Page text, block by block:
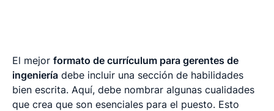
El mejor formato de currículum para gerentes de
ingeniería debe incluir una sección de habilidades
bien escrita. Aquí, debe nombrar algunas cualidades
que crea que son esenciales para el puesto. Esto